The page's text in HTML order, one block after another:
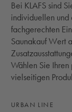
Bei KLAFS sind
individuellen und
fachgerechten
Saunakauf Wert
Wählen Sie Ihren
vielseitigen
URBAN LINE